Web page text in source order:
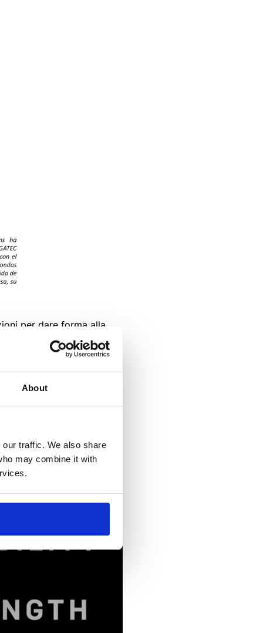
About
traffic. We also share
may combine it with
per dare forma alla
Arthur Holm
e la tecnologia più